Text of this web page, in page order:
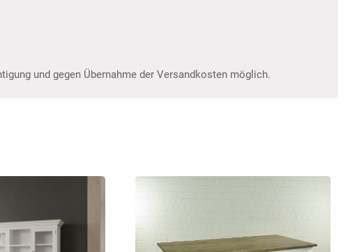
und gegen Übernahme der Versandkosten möglich.